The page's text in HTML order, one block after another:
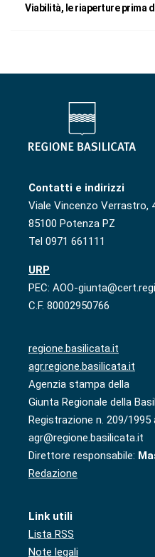
Viabilità, le riaperture prima
Contatti e indirizzi
Viale Vincenzo Verrastro,
85100 Potenza PZ
Tel 0971 661111
URP
PEC: AOO-
C.F. 80002950766
regione.basilicata.it
agr.regione.basilicata.it
Agenzia stampa della
Giunta Regionale della
Registrazione n. 209/
agr@regione.basilicata.it
Direttore responsabile:
Redazione
Link utili
Lista RSS
Note legali